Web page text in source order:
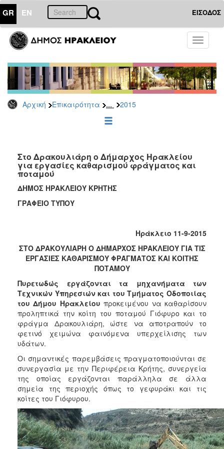
GR EN ΕΙΣΟΔΟΣ
Toggle
Αρχική Επικαιρότητα ... 2015
ΕΠΙΚΑΙΡΟΤΗΤΑ
Τύπου
Αρχείο
2026
2025
2022
2021
2020
2019
2016
2015
2012
2011
2010
2006
ΔΗΜΟΤΗΣ
ΕΠΙΣΚΕΠΤΗΣ
ΗΡΑΚΛΕΙΟ
Στο Δρακουλιάρη ο Δήμαρχος Ηρακλείου
για εργασίες καθαρισμού φράγματος και
ποταμού
ΔΗΜΟΣ ΗΡΑΚΛΕΙΟΥ ΚΡΗΤΗΣ
ΓΡΑΦΕΙΟ ΤΥΠΟΥ
Ηράκλειο 11-9-2015
ΣΤΟ ΔΡΑΚΟΥΛΙΑΡΗ Ο ΔΗΜΑΡΧΟΣ ΗΡΑΚΛΕΙΟΥ ΓΙΑ ΤΙΣ
ΕΡΓΑΣΙΕΣ ΚΑΘΑΡΙΣΜΟΥ ΦΡΆΓΜΑΤΟΣ ΚΑΙ ΚΟΙΤΗΣ
ΠΟΤΑΜΟΥ
Πυρετωδώς εργάζονται τα μηχανήματα των
Τεχνικών Υπηρεσιών και του Τμήματος Οδοποιίας
του Δήμου Ηρακλείου προκειμένου να καθαρίσουν
προληπτικά την κοίτη του ποταμού Γιόφυρο και το
φράγμα Δρακουλιάρη, ώστε να αποτραπούν το
φετινό χειμώνα φαινόμενα υπερχείλισης των
υδάτων.
Οι σημαντικές παρεμβάσεις πραγματοποιούνται σε
συνεργασία με την Περιφέρεια Κρήτης, συνεργεία
της οποίας εργάζονται παράλληλα σε άλλα
σημεία της περιοχής όπως το γεφυράκι και τις
κοίτες του Γιόφυρου.